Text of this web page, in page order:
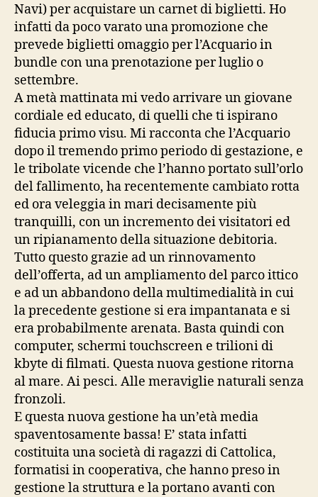
Navi) per acquistare un carnet di biglietti. Ho
infatti da poco varato una promozione che
prevede biglietti omaggio per l’Acquario in
bundle con una prenotazione per luglio o
settembre.
A metà mattinata mi vedo arrivare un giovane
cordiale ed educato, di quelli che ti ispirano
fiducia primo visu. Mi racconta che l’Acquario
dopo il tremendo primo periodo di gestazione, e
le tribolate vicende che l’hanno portato sull’orlo
del fallimento, ha recentemente cambiato rotta
ed ora veleggia in mari decisamente più
tranquilli, con un incremento dei visitatori ed
un ripianamento della situazione debitoria.
Tutto questo grazie ad un rinnovamento
dell’offerta, ad un ampliamento del parco ittico
e ad un abbandono della multimedialità in cui
la precedente gestione si era impantanata e si
era probabilmente arenata. Basta quindi con
computer, schermi touchscreen e trilioni di
kbyte di filmati. Questa nuova gestione ritorna
al mare. Ai pesci. Alle meraviglie naturali senza
fronzoli.
E questa nuova gestione ha un’età media
spaventosamente bassa! E’ stata infatti
costituita una società di ragazzi di Cattolica,
formatisi in cooperativa, che hanno preso in
gestione la struttura e la portano avanti con